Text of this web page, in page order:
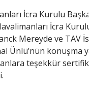
İcra Kurulu
İcra
Mereyde ve TAV
Ünlü’nün konuşma
teşekkür